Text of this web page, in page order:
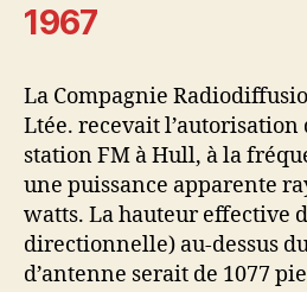
1967
La Compagnie
Ltée. recevait l’autorisation
station FM à Hull, à la
une puissance apparente
watts. La hauteur effective
directionnelle) au-dessus
d’antenne serait de 1077